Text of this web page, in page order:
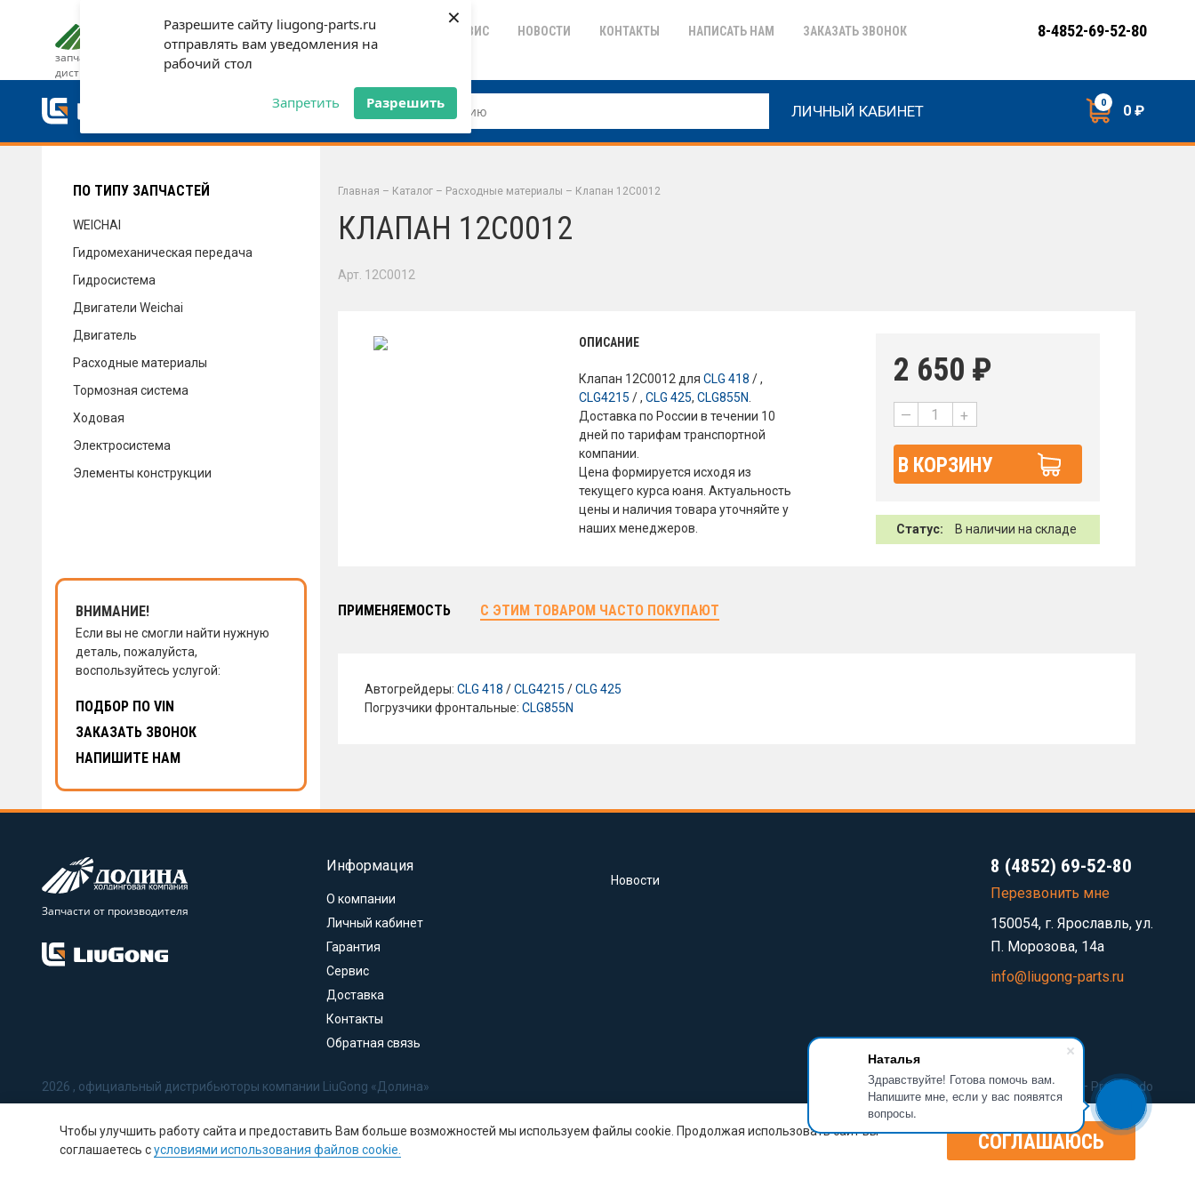
Разрешите сайту liugong-parts.ru
отправлять вам уведомления на
рабочий стол
Запретить Разрешить
×
Наталья
Здравствуйте! Готова помочь вам.
Напишите мне, если у вас появятся
вопросы.
запчасти от официального
дистрибьютора
ДОСТАВКА И ОПЛАТА ГАРАНТИЯ СЕРВИС НОВОСТИ КОНТАКТЫ НАПИСАТЬ НАМ ЗАКАЗАТЬ ЗВОНОК
ДОСТАВКА И ОПЛАТА
СЕРВИС
ЗАКАЗАТЬ ЗВОНОК
8-4852-69-52-80
ЛИЧНЫЙ КАБИНЕТ 0 0 ₽
ПО ТИПУ ЗАПЧАСТЕЙ
WEICHAI
Гидромеханическая передача
Гидросистема
Двигатели Weichai
Двигатель
Расходные материалы
Тормозная система
Ходовая
Электросистема
Элементы конструкции
ВНИМАНИЕ!
Если вы не смогли найти нужную
деталь, пожалуйста,
воспользуйтесь услугой:
ПОДБОР ПО VIN
ЗАКАЗАТЬ ЗВОНОК
НАПИШИТЕ НАМ
Главная – Каталог – Расходные материалы – Клапан 12C0012
КЛАПАН 12C0012
Арт. 12C0012
ОПИСАНИЕ
Клапан 12C0012 дляCLG 418 / ,
CLG4215 / ,CLG 425,CLG855N
Доставка по России в течении 10
дней по тарифам транспортной
компании.
Цена формируется исходя из
текущего курса юаня. Актуальность
цены и наличия товара уточняйте у
наших менеджеров.
2 650 ₽
— +
В КОРЗИНУ
Статус: В наличии на складе
ПРИМЕНЯЕМОСТЬ С ЭТИМ ТОВАРОМ ЧАСТО ПОКУПАЮТ
Автогрейдеры: CLG 418 /CLG4215 /CLG 425
Погрузчики фронтальные: CLG855N
Запчасти от производителя
Информация
О компании
Личный кабинет
Гарантия
Сервис
Доставка
Контакты
Обратная связь
Новости
8 (4852) 69-52-80
Перезвонить мне
150054, г. Ярославль, ул.
П. Морозова, 14а
info@liugong-parts.ru
2026 , официальный дистрибьюторы компании LiuGong «Долина»
Политика в отношении обработки персональных данных
Соглашение на обработку персональных данных
Политика использования Cookie-файлов
Разработка сайта — Prominado
Чтобы улучшить работу сайта и предоставить Вам больше возможностей мы используем файлы cookie. Продолжая использовать сайт вы
соглашаетесь сусловиями использования файлов cookie. СОГЛАШАЮСЬ